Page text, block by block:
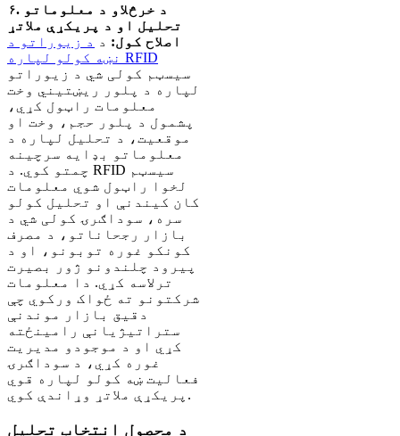
۶. د خرڅلاو د معلوماتو
تحلیل او د پریکړې ملاتړ
اصلاح کول: د د زیوراتو د
نښه کولو لپاره RFID
سیسټم کولی شي د زیوراتو
لپاره د پلور ریښتیني وخت
معلومات راټول کړي،
پشمول د پلور حجم، وخت او
موقعیت، د تحلیل لپاره د
معلوماتو بډایه سرچینه
چمتو کوي. د RFID سیسټم
لخوا راټول شوي معلومات
کان کیندنې او تحلیل کولو
سره، سوداګرۍ کولی شي د
بازار رجحاناتو، د مصرف
کونکو غوره توبونو، او د
پیرود چلندونو ژور بصیرت
ترلاسه کړي. دا معلومات
شرکتونو ته ځواک ورکوي چې
دقیق بازار موندنې
ستراتیژیانې رامینځته
کړي او د موجودو مدیریت
غوره کړي، د سوداګرۍ
فعالیت ښه کولو لپاره قوي
پریکړې ملاتړ وړاندې کوي.
د محصول انتخاب تحلیل